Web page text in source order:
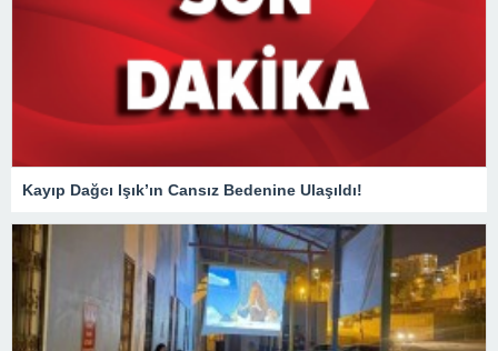
Kayıp Dağcı Işık’ın Cansız Bedenine Ulaşıldı!